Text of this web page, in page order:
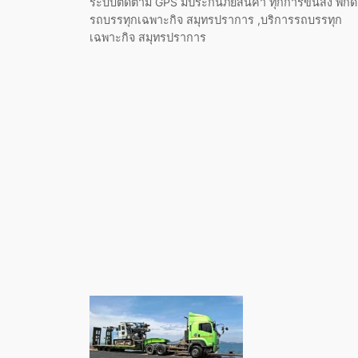
รถบรรทุกเฉพาะกิจ สมุทรปราการ ,บริการรถบรรทุก
เฉพาะกิจ สมุทรปราการ